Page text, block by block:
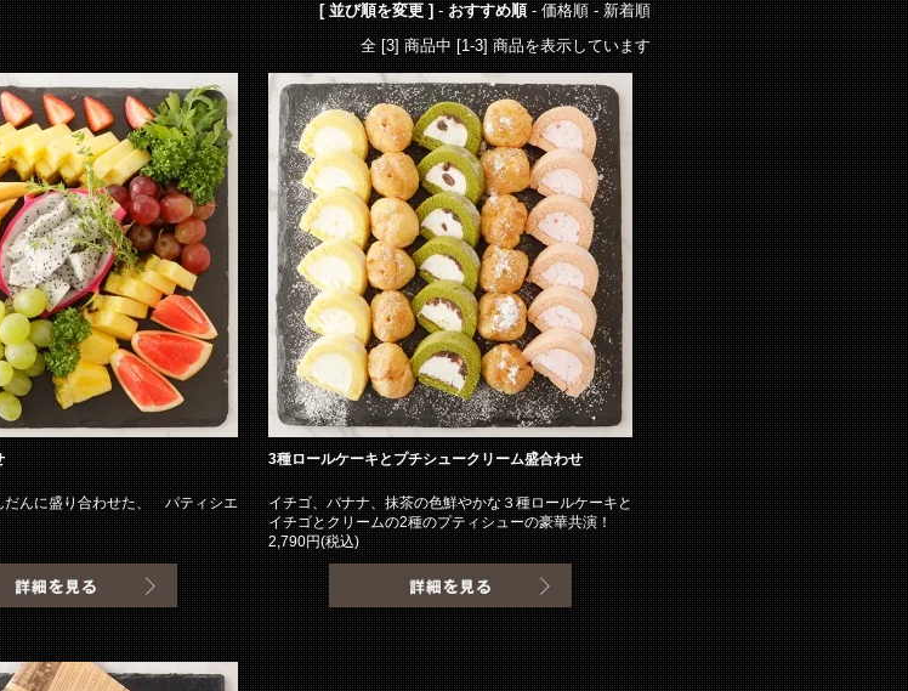
[ 並び順を変更 ] -おすすめ順-価格順-新着順
全 [3] 商品中 [1-3] 商品を表示しています
だんに盛り合わせた、 パティシエ
3種ロールケーキとプチシュークリーム盛合わせ
イチゴ、バナナ、抹茶の色鮮やかな３種ロールケーキと
イチゴとクリームの2種のプティシューの豪華共演！
2,790円(税込)